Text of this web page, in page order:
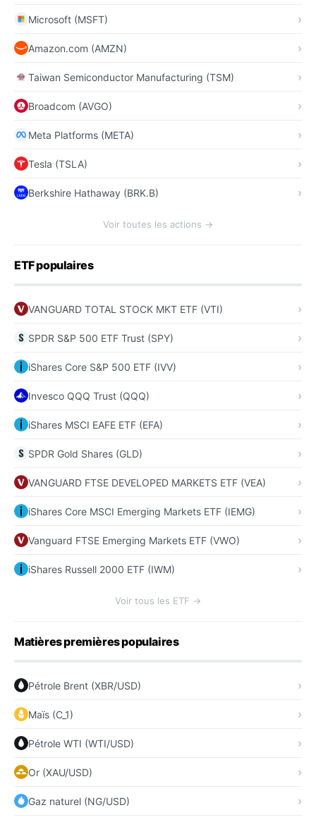
Microsoft (MSFT)
Amazon.com (AMZN)
Taiwan Semiconductor Manufacturing (TSM)
Broadcom (AVGO)
Meta Platforms (META)
Tesla (TSLA)
Berkshire Hathaway (BRK.B)
Voir toutes les actions →
ETF populaires
VANGUARD TOTAL STOCK MKT ETF (VTI)
SPDR S&P 500 ETF Trust (SPY)
iShares Core S&P 500 ETF (IVV)
Invesco QQQ Trust (QQQ)
iShares MSCI EAFE ETF (EFA)
SPDR Gold Shares (GLD)
VANGUARD FTSE DEVELOPED MARKETS ETF (VEA)
iShares Core MSCI Emerging Markets ETF (IEMG)
Vanguard FTSE Emerging Markets ETF (VWO)
iShares Russell 2000 ETF (IWM)
Voir tous les ETF →
Matières premières populaires
Pétrole Brent (XBR/USD)
Maïs (C_1)
Pétrole WTI (WTI/USD)
Or (XAU/USD)
Gaz naturel (NG/USD)